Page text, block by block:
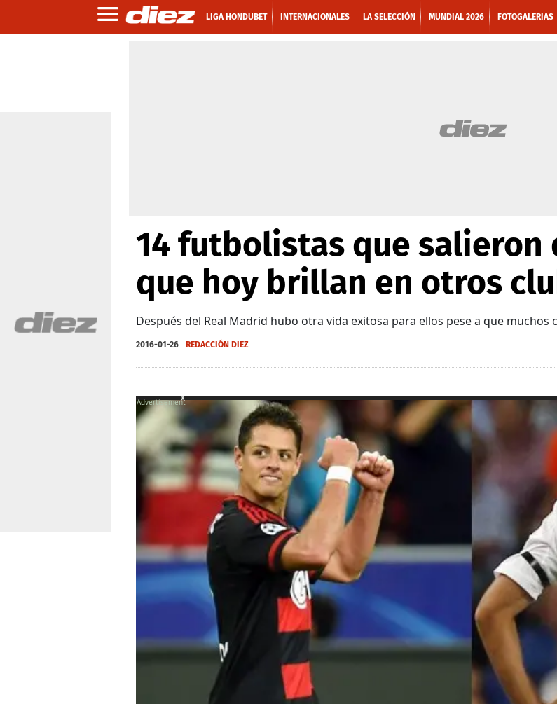
LIGA HONDUBET INTERNACIONALES LA SELECCIÓN MUNDIAL 2026 FOTOGALERIAS
14 futbolistas que salieron
que hoy brillan en otros
Después del Real Madrid hubo otra vida exitosa para ellos pese a que muchos
2016-01-26 REDACCIÓN DIEZ
X